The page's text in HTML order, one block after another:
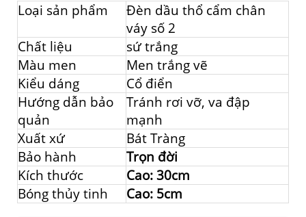
Loại sản phẩm
Đèn dầu thổ cẩm chân
váy số 2
Chất liệu
sứ trắng
Màu men
Men trắng vẽ
Kiểu dáng
Cổ điển
Hướng dẫn bảo
quản
Tránh rơi vỡ, va đập
mạnh
Xuất xứ
Bát Tràng
Bảo hành
Trọn đời
Kích thước
Cao: 30cm
Bóng thủy tinh
Cao: 5cm